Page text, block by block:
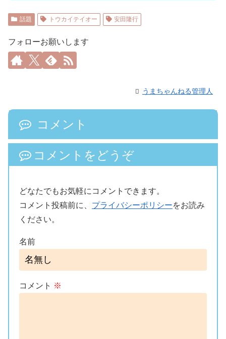
話題 トウカイテイオー 安田隆行
フォローお願いします
うまちゃんねる管理人
コメント
コメントをどうぞ
どなたでもお気軽にコメントできます。
コメント投稿前に、 プライバシーポリシーをお読み
ください。
名前
コメント ※